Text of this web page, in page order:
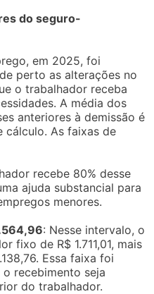
do seguro-
em 2025, foi
perto as alterações no
o trabalhador receba
A média dos
anteriores à demissão é
cálculo. As faixas de
recebe 80% desse
ajuda substancial para
menores.
: Nesse intervalo, o
fixo de R$ 1.711,01, mais
Essa faixa foi
recebimento seja
do trabalhador.